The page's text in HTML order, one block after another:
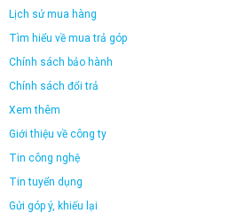
Lịch sử mua hàng
Tìm hiểu về mua trả góp
Chính sách bảo hành
Chính sách đổi trả
Xem thêm
Giới thiệu về công ty
Tin công nghệ
Tin tuyển dụng
Gửi góp ý, khiếu lại